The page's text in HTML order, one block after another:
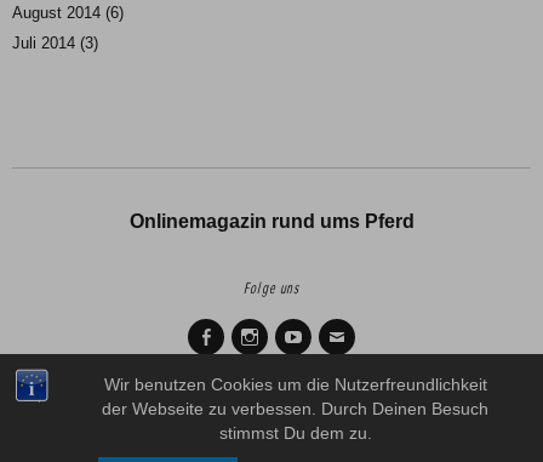
Wir benutzen Cookies um die Nutzerfreundlichkeit
der Webseite zu verbessen. Durch Deinen Besuch
stimmst Du dem zu.
August 2014 (6)
Juli 2014 (3)
Onlinemagazin rund ums Pferd
Folge uns
Copyright © 2026Horse Diaries.
Proudly powered by WordPress.